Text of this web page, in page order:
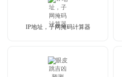
IP地址，子网掩码计算器